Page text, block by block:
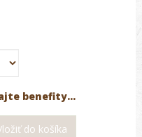
benefity...
do košíka